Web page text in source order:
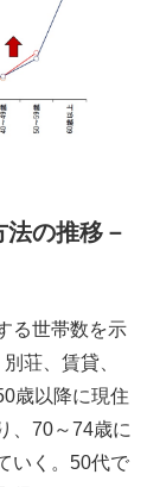
の推移－
る世帯数を示
荘、賃貸、
歳以降に現住
、70～74歳に
いく。50代で